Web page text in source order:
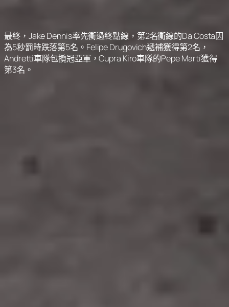
最終，Jake Dennis率先衝過終點線，第2名衝線的Da Costa因
為5秒罰時跌落第5名。Felipe Drugovich遞補獲得第2名，
Andretti車隊包攬冠亞軍，Cupra Kiro車隊的Pepe Martí獲得
第3名。